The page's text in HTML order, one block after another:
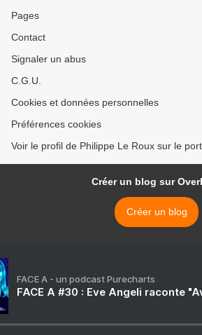
Pages
Contact
Signaler un abus
C.G.U.
Cookies et données personnelles
Préférences cookies
Voir le profil de Philippe Le Roux sur le
Créer un blog sur
Créer un blog
FACE A - un podcast Purecharts
FACE A #30 : Eve Angeli raconte